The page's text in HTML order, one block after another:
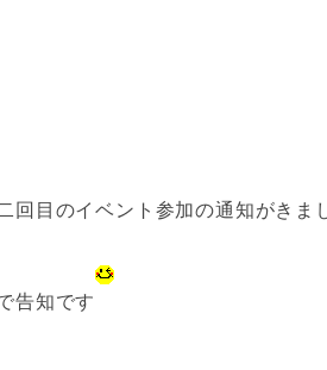
回目のイベント参加の通知がきま
告知です